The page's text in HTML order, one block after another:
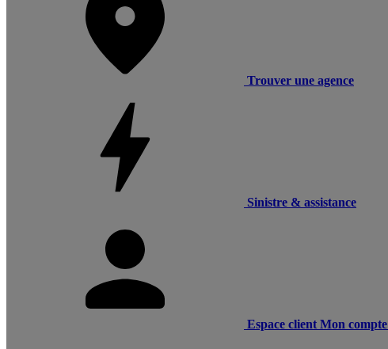
Trouver une agence
Sinistre & assistance
Espace client Mon compte